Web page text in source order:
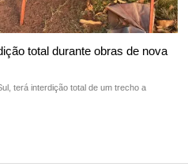
total durante obras de nova
terá interdição total de um trecho a